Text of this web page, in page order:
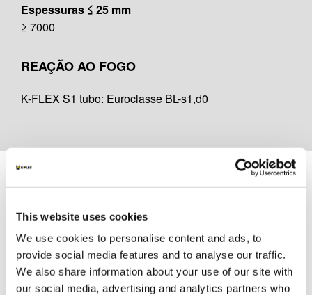
This website uses cookies
We use cookies to personalise content and ads, to
provide social media features and to analyse our traffic.
We also share information about your use of our site with
our social media, advertising and analytics partners who
Espessuras ≤ 25 mm
≥ 7000
REAÇÃO AO FOGO
K-FLEX S1 tubo: Euroclasse BL-s1,d0
Documentação
DOCUMENTAÇÃO TÉCNICA
POR_DOP K-FLEX S1 - 6-32mm thk tube
54610105201-01GC